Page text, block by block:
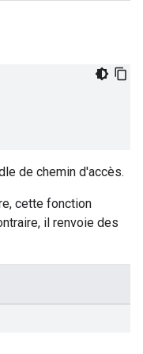
de chemin d'accès.
cette fonction
il renvoie des